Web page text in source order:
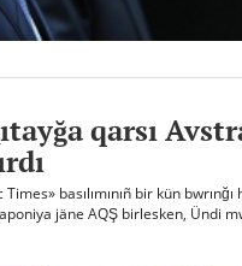
qarsı
basılımınıñ bir kün bwrınğı
jäne AQŞ birlesken, Ündi